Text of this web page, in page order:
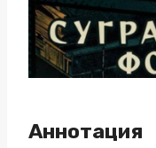
Аннотация